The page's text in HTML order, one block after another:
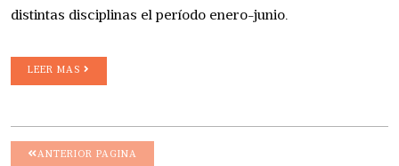
distintas disciplinas el período enero-junio.
LEER MAS
ANTERIOR PAGINA